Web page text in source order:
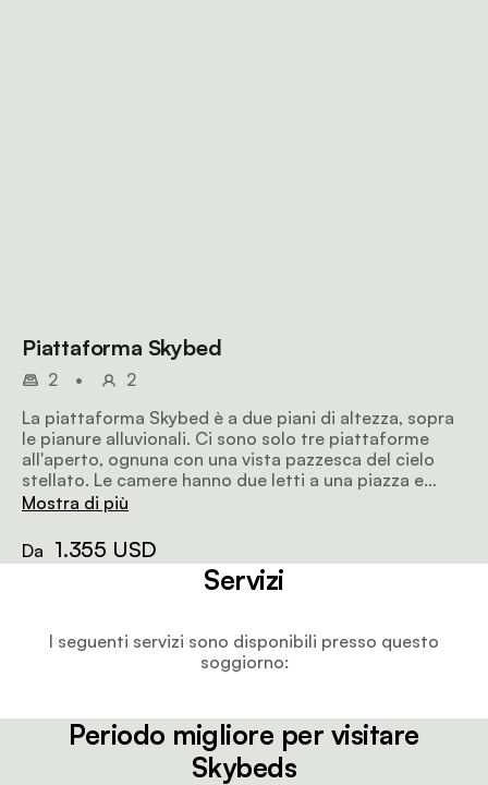
Piattaforma Skybed
2 •
2
La piattaforma Skybed è a due piani di altezza, sopra
le pianure alluvionali. Ci sono solo tre piattaforme
all'aperto, ognuna con una vista pazzesca del cielo
stellato. Le camere hanno due letti a una piazza e
mezza o un letto super king-size, con zanzariere, ma
Mostra di più
Da 1.355 USD
Servizi
I seguenti servizi sono disponibili presso questo
soggiorno:
Periodo migliore per visitare
Skybeds